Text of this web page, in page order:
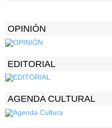
OPINIÓN
EDITORIAL
AGENDA CULTURAL